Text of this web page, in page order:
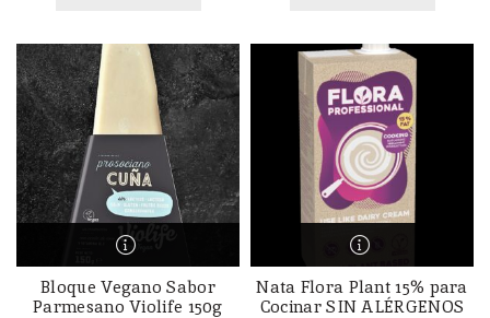
Bloque Vegano Sabor
Parmesano Violife 150g
Nata Flora Plant 15% para
Cocinar SIN ALÉRGENOS